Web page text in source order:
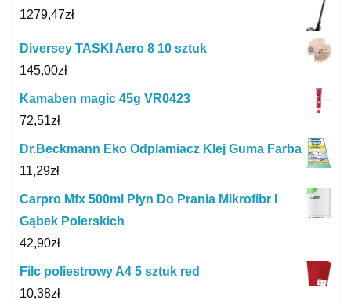
1279,47zł
Diversey TASKI Aero 8 10 sztuk
145,00zł
Kamaben magic 45g VR0423
72,51zł
Dr.Beckmann Eko Odplamiacz Klej Guma Farba
11,29zł
Carpro Mfx 500ml Płyn Do Prania Mikrofibr I
Gąbek Polerskich
42,90zł
Filc poliestrowy A4 5 sztuk red
10,38zł